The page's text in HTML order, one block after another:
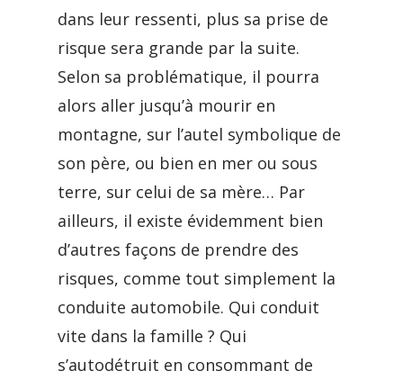
dans leur ressenti, plus sa prise de
risque sera grande par la suite.
Selon sa problématique, il pourra
alors aller jusqu’à mourir en
montagne, sur l’autel symbolique de
son père, ou bien en mer ou sous
terre, sur celui de sa mère… Par
ailleurs, il existe évidemment bien
d’autres façons de prendre des
risques, comme tout simplement la
conduite automobile. Qui conduit
vite dans la famille ? Qui
s’autodétruit en consommant de